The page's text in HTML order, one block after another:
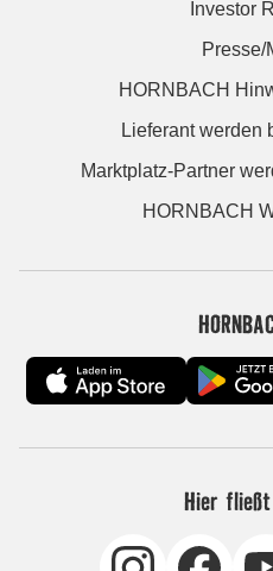
Investor
Presse/
HORNBACH
Lieferant werden
Marktplatz-Partner
HORNBACH
Hier